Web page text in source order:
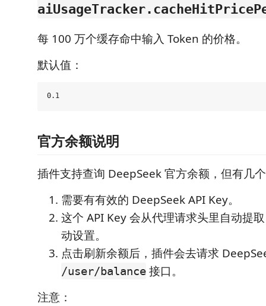
每 100 万个缓存命中输入 Token 的价格。
默认值：
官方余额说明
插件支持查询 DeepSeek 官方余额，但有几
需要有有效的 DeepSeek API Key。
这个 API Key 会从代理请求头里自动提
动设置。
点击刷新余额后，插件会去请求
/user/balance 接口。
注意：